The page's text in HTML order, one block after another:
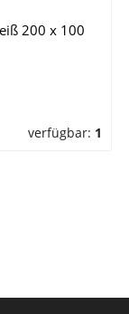
200 x 100
verfügbar: 1